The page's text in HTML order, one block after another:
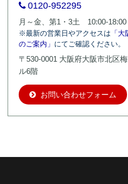
0120-952295
月～金、第1・3土 10:00-18:00
※最新の営業日やアクセスは 「
のご案内」 にてご確認ください。
〒530-0001 大阪府大阪市北区
ル6階
お問い合わせフォーム